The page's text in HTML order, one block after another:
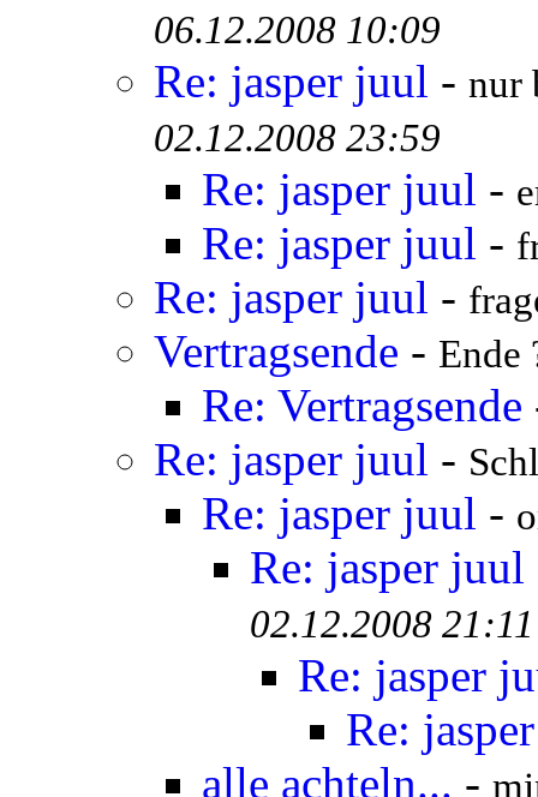
06.12.2008 10:09
Re: jasper juul - nur
02.12.2008 23:59
Re: jasper juul -
Re: jasper juul -
Re: jasper juul -
Vertragsende - Ende
Re: Vertragsende
Re: jasper juul -
Re: jasper juul -
Re: jasper juul
02.12.2008 21:11
Re: jasper
Re:
alle achteln... -